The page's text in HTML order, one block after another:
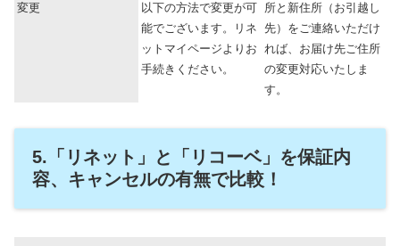
変更
以下の方法で変更が可
能でございます。リネ
ットマイページよりお
手続きください。
所と新住所（お引越し
先）をご連絡いただけ
れば、お届け先ご住所
の変更対応いたしま
す。
5.「リネット」と「リコーベ」を保証内
容、キャンセルの有無で比較！